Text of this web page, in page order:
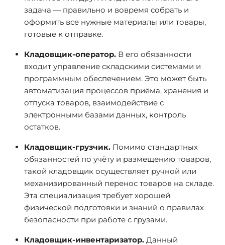
задача — правильно и вовремя собрать и
оформить все нужные материалы или товары,
готовые к отправке.
Кладовщик-оператор. В его обязанности
входит управление складскими системами и
программным обеспечением. Это может быть
автоматизация процессов приёма, хранения и
отпуска товаров, взаимодействие с
электронными базами данных, контроль
остатков.
Кладовщик-грузчик. Помимо стандартных
обязанностей по учёту и размещению товаров,
такой кладовщик осуществляет ручной или
механизированный перенос товаров на складе.
Эта специализация требует хорошей
физической подготовки и знаний о правилах
безопасности при работе с грузами.
Кладовщик-инвентаризатор. Данный